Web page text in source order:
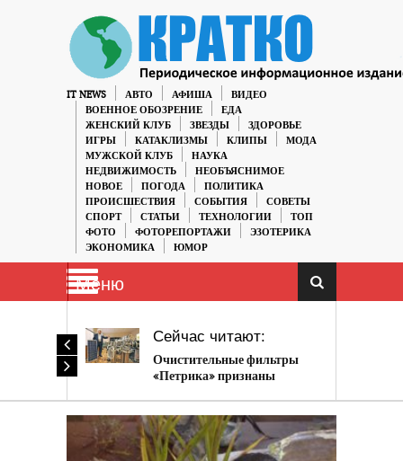
IT NEWS АВТО АФИША
ВИДЕО
ВОЕННОЕ ОБОЗРЕНИЕ
ЕДА
ЖЕНСКИЙ КЛУБ
ЗВЕЗДЫ
ЗДОРОВЬЕ
ИГРЫ
КАТАКЛИЗМЫ КЛИПЫ
МОДА
МУЖСКОЙ КЛУБ
НАУКА
НЕДВИЖИМОСТЬ
НЕОБЪЯСНИМОЕ
НОВОЕ
ПОГОДА
ПОЛИТИКА
ПРОИСШЕСТВИЯ
СОБЫТИЯ
СОВЕТЫ
СПОРТ
СТАТЬИ ТЕХНОЛОГИИ
ТОП
ФОТО
ФОТОРЕПОРТАЖИ
ЭЗОТЕРИКА
ЭКОНОМИКА
ЮМОР
Меню
Сейчас читают:
Очистительные фильтры
«Петрика» признаны